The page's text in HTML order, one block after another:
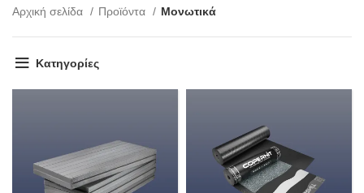
Αρχική σελίδα
Προϊόντα Μονωτικά
Κατηγορίες